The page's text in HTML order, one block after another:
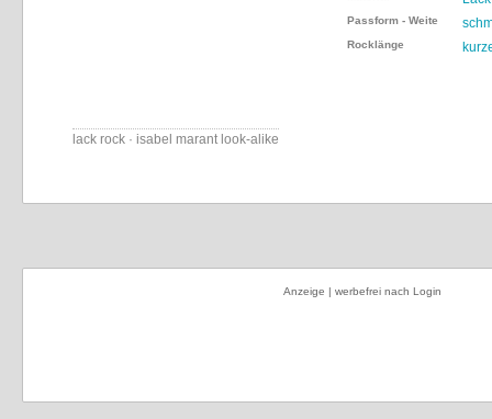
Passform - Weite
Rocklänge
lack rock · isabel marant look-alike
Anzeige | werbefrei nach Login